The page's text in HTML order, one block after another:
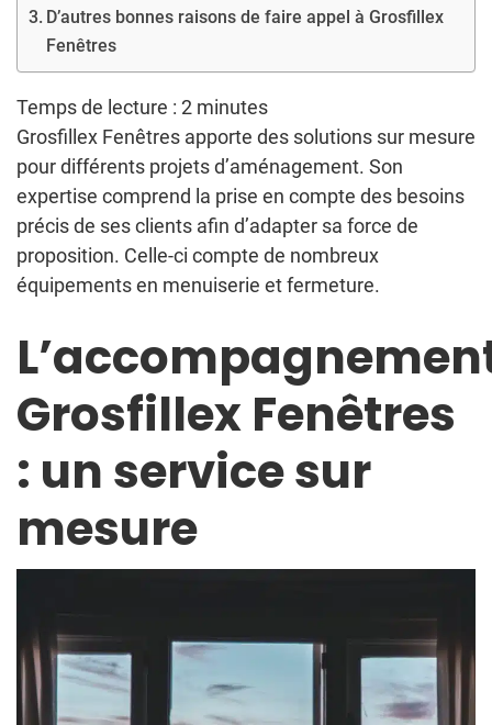
D’autres bonnes raisons de faire appel à Grosfillex
Fenêtres
Temps de lecture : 2 minutes
Grosfillex Fenêtres apporte des solutions sur mesure
pour différents projets d’aménagement. Son
expertise comprend la prise en compte des besoins
précis de ses clients afin d’adapter sa force de
proposition. Celle-ci compte de nombreux
équipements en menuiserie et fermeture.
Grosfillex Fenêtres
: un service sur
mesure